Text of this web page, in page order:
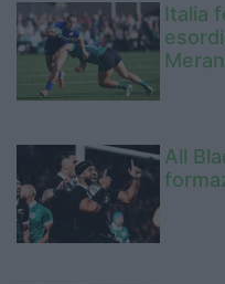
Italia
All